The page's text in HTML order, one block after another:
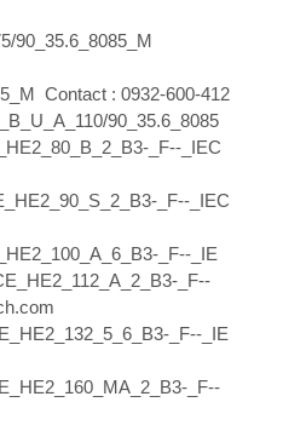
90_35.6_8085_M
Contact : 0932-600-412
90_35.6_8085
_F--_IEC
_F--_IEC
_F--_IE
_F--
_F--_IE
_F--